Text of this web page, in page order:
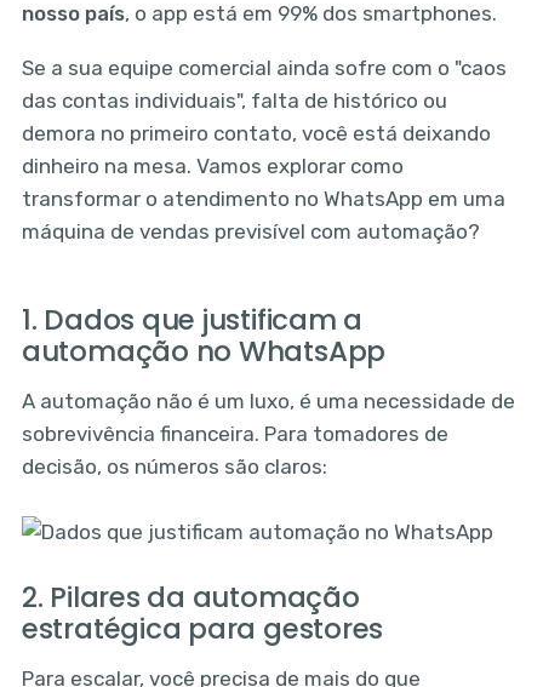
nosso país, o app está em 99% dos smartphones.
Se a sua equipe comercial ainda sofre com o "caos
das contas individuais", falta de histórico ou
demora no primeiro contato, você está deixando
dinheiro na mesa. Vamos explorar como
transformar o atendimento no WhatsApp em uma
máquina de vendas previsível com automação?
1. Dados que justificam a
automação no WhatsApp
A automação não é um luxo, é uma necessidade de
sobrevivência financeira. Para tomadores de
decisão, os números são claros:
2. Pilares da automação
estratégica para gestores
Para escalar, você precisa de mais do que